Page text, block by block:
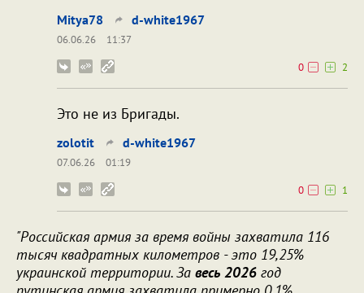
Mitya78 d-white1967
06.06.26
11:37
0
2
Это не из Бригады.
zolotit d-white1967
07.06.26
01:19
0
1
"Российская армия за время войны захватила 116
тысяч квадратных километров - это 19,25%
украинской территории. За весь 2026 год